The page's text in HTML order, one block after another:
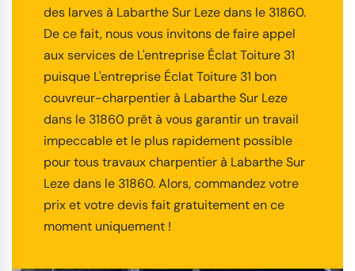
des larves à Labarthe Sur Leze dans le 31860.
De ce fait, nous vous invitons de faire appel
aux services de L'entreprise Éclat Toiture 31
puisque L'entreprise Éclat Toiture 31 bon
couvreur-charpentier à Labarthe Sur Leze
dans le 31860 prêt à vous garantir un travail
impeccable et le plus rapidement possible
pour tous travaux charpentier à Labarthe Sur
Leze dans le 31860. Alors, commandez votre
prix et votre devis fait gratuitement en ce
moment uniquement !